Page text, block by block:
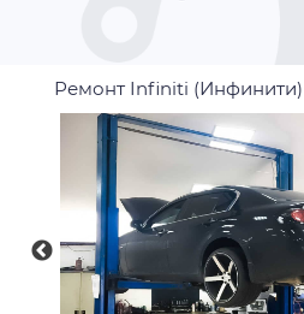
Ремонт Infiniti (Инфинити)